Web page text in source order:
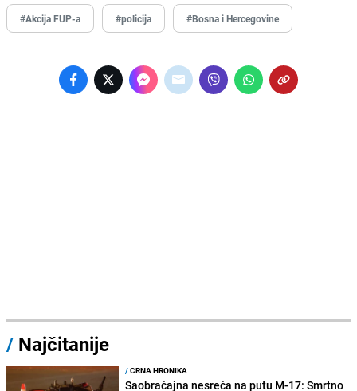
#Akcija FUP-a #policija #Bosna i Hercegovine
/ Najčitanije
/CRNA HRONIKA
Saobraćajna nesreća na putu M-17: Smrtno